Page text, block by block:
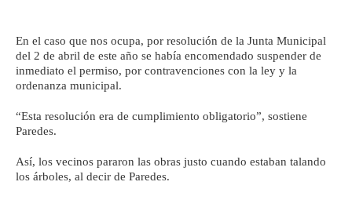
En el caso que nos ocupa, por resolución de la Junta Municipal
del 2 de abril de este año se había encomendado suspender de
inmediato el permiso, por contravenciones con la ley y la
ordenanza municipal.
“Esta resolución era de cumplimiento obligatorio”, sostiene
Paredes.
Así, los vecinos pararon las obras justo cuando estaban talando
los árboles, al decir de Paredes.